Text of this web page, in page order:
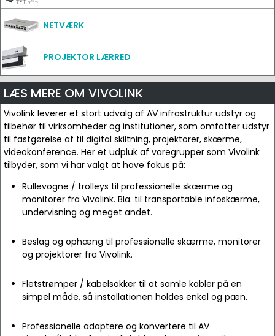
NETVÆRK
PROJEKTOR LÆRRED
LÆS MERE OM VIVOLINK
Vivolink leverer et stort udvalg af AV infrastruktur udstyr og
tilbehør til virksomheder og institutioner, som omfatter udstyr
til fastgørelse af til digital skiltning, projektorer, skærme,
videokonference. Her et udpluk af varegrupper som Vivolink
tilbyder, som vi har valgt at have fokus på:
Rullevogne / trolleys til professionelle skærme og
monitorer fra Vivolink. Bla. til transportable infoskærme,
undervisning og meget andet.
Beslag og ophæng til professionelle skærme, monitorer
og projektorer fra Vivolink.
Fletstrømper / kabelsokker til at samle kabler på en
simpel måde, så installationen holdes enkel og pæn.
Professionelle adaptere og konvertere til AV